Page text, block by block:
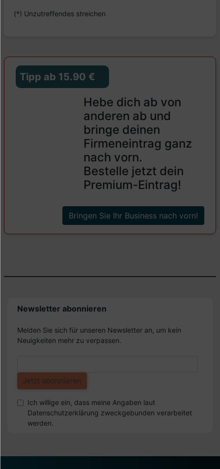
(*) Unzutreffendes streichen
Tipp ab 15.90 €
Hebe dich ab von
anderen ab und
bringe deinen
Firmeneintrag ganz
nach vorn.
Bestelle jetzt dein
Premium-Eintrag!
Bringen Sie Ihr Business nach vorn!
Newsletter abonnieren
Melden Sie sich für unseren Newsletter an, um kein
Neuigkeiten mehr zu verpassen.
Ich willige ein, dass meine Angaben laut
Datenschutzerklärung zweckgebunden verarbeitet
werden.